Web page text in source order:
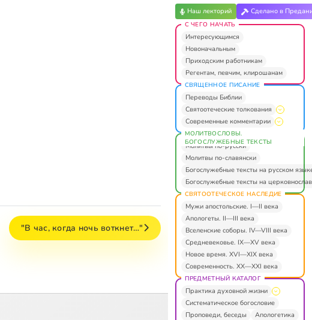
"В час, когда ночь воткнет…"
Наш лекторий Сделано в
С ЧЕГО НАЧАТЬ
Интересующимся
Новоначальным
Приходским работникам
Регентам, певчим, клирошанам
СВЯЩЕННОЕ ПИСАНИЕ
Переводы Библии
Святоотеческие толкования
Современные комментарии
МОЛИТВОСЛОВЫ.
БОГОСЛУЖЕБНЫЕ ТЕКСТЫ
Молитвы по-русски
Молитвы по-славянски
Богослужебные тексты на русском
Богослужебные тексты на
СВЯТООТЕЧЕСКОЕ НАСЛЕДИЕ
Мужи апостольские. I—II века
Апологеты. II—III века
Вселенские соборы. IV—VIII века
Средневековье. IX—XV века
Новое время. XVI—XIX века
Современность. XX—XXI века
ПРЕДМЕТНЫЙ КАТАЛОГ
Практика духовной жизни
Систематическое богословие
Проповеди, беседы
Апологетика